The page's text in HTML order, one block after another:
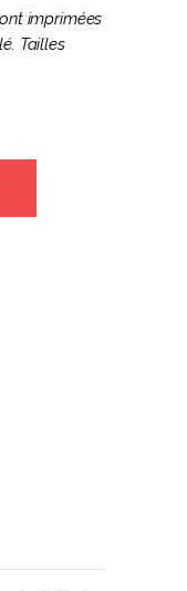
imprimées
Tailles